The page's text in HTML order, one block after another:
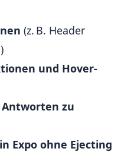
(z. B. Header
und Hover-
zu
Expo ohne Ejecting